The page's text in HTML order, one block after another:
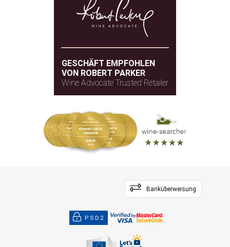
GESCHÄFT EMPFOHLEN
VON ROBERT PARKER
Wine Advocate Trusted Retailer
Banküberweisung
PSD2